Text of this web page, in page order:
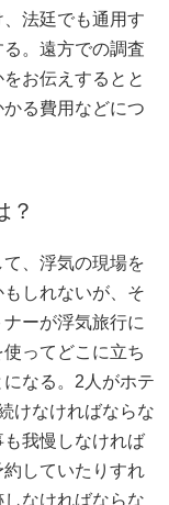
法廷でも通用す
。遠方での調査
お伝えするとと
る費用などにつ
？
、浮気の現場を
しれないが、そ
ーが浮気旅行に
ってどこに立ち
なる。2人がホテ
けなければならな
我慢しなければ
していたりすれ
なければならな